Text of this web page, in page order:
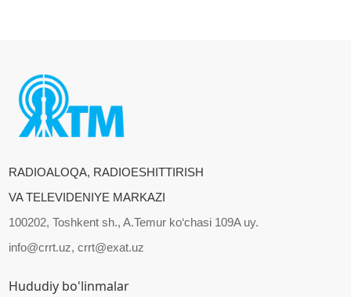
RADIOALOQA, RADIOESHITTIRISH
VA TELEVIDENIYE MARKAZI
100202, Toshkent sh., A.Temur ko‘chasi 109A uy.
info@crrt.uz, crrt@exat.uz
Hududiy bo'linmalar